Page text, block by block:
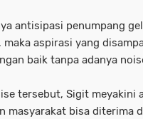
antisipasi penumpang
aspirasi yang
baik tanpa adanya
tersebut, Sigit meyakini
masyarakat bisa diterima